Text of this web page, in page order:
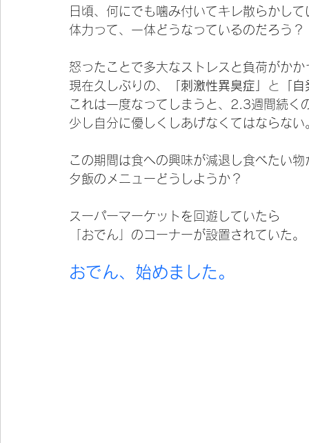
日頃、何にでも噛み付いてキレ散らかして
体力って、一体どうなっているのだろう？
怒ったことで多大なストレスと負荷がかか
現在久しぶりの、
「刺激性異臭症」 と
「
これは一度なってしまうと、2.3週間続く
少し自分に優しくしあげなくてはならない
この期間は食への興味が減退し食べたい
夕飯のメニューどうしようか？
スーパーマーケットを回遊していたら
「おでん」のコーナーが設置されていた。
おでん、始めました。